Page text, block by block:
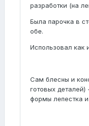
разработки (на
Была парочка в
обе.
Использовал как
Сам блесны и
готовых деталей)
формы лепестка